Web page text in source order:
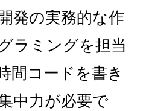
発の実務的な作
ラミングを担当
間コードを書き
中力が必要で